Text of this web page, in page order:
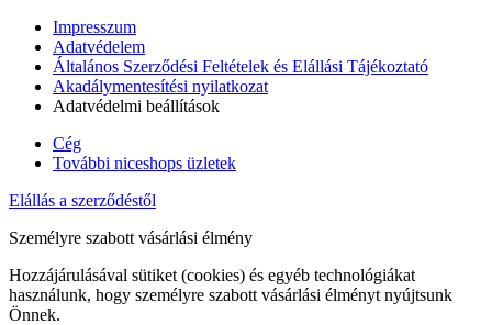
Impresszum
Adatvédelem
Általános Szerződési Feltételek és Elállási Tájékoztató
Akadálymentesítési nyilatkozat
Adatvédelmi beállítások
Cég
További niceshops üzletek
Elállás a szerződéstől
Személyre szabott vásárlási élmény
Hozzájárulásával sütiket (cookies) és egyéb technológiákat
használunk, hogy személyre szabott vásárlási élményt nyújtsunk
Önnek.